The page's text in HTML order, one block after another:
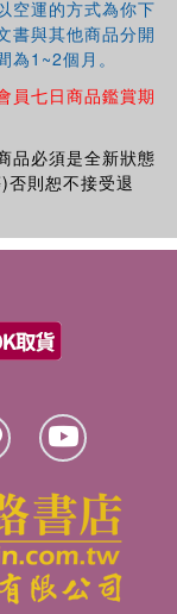
空運的方式為你下
書與其他商品分開
1~2個月。
員七日商品鑑賞期
品必須是全新狀態
否則恕不接受退